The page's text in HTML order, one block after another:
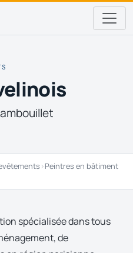
›Peintres en bâtiment
spécialisée dans tous
de